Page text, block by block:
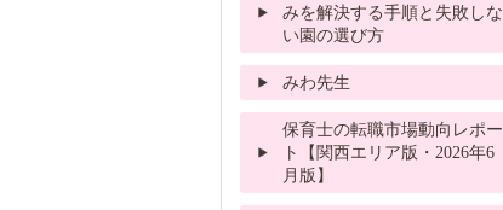
みを解決する手順と失敗しな
い園の選び方
みわ先生
保育士の転職市場動向レポー
ト【関西エリア版・2026年6
月版】